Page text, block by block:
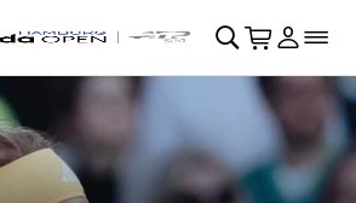
􀊫 􀍩 Login
􀉩􀌇